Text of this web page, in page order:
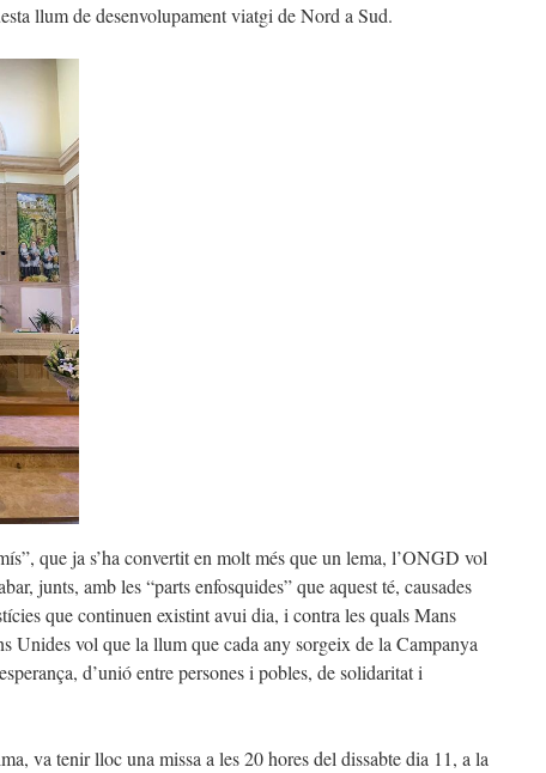
llum de desenvolupament viatgi de Nord a Sud.
que ja s’ha convertit en molt més que un lema, l’ONGD vol
junts, amb les “parts enfosquides” que aquest té, causades
que continuen existint avui dia, i contra les quals Mans
Unides vol que la llum que cada any sorgeix de la Campanya
d’unió entre persones i pobles, de solidaritat i
va tenir lloc una missa a les 20 hores del dissabte dia 11, a la